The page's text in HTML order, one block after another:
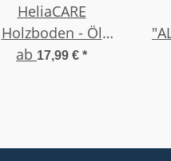
HeliaCARE
Holzboden - Öl
"Heavy Duty"
ab 17,99 € *